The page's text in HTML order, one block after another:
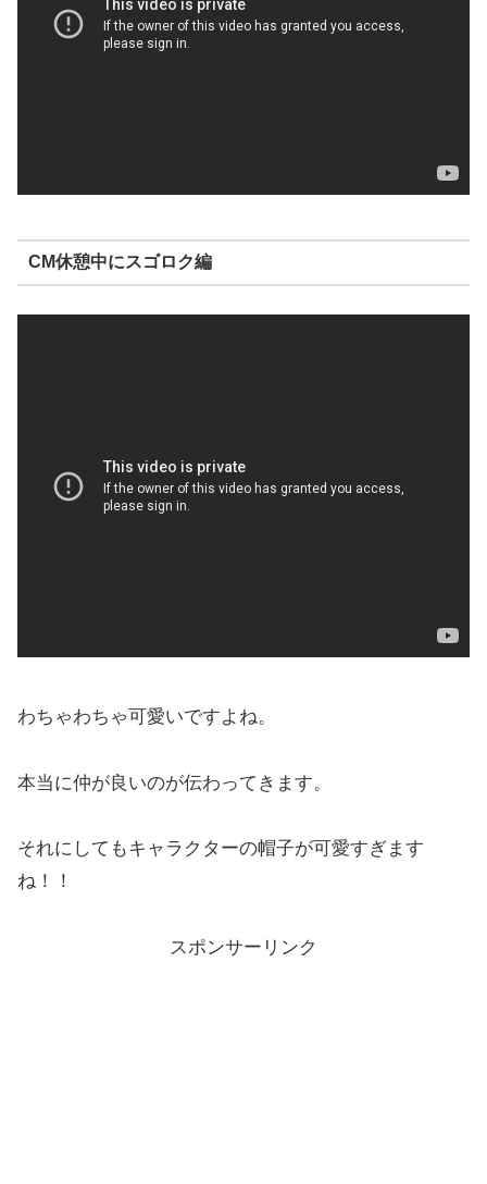
CM休憩中にスゴロク編
わちゃわちゃ可愛いですよね。
本当に仲が良いのが伝わってきます。
それにしてもキャラクターの帽子が可愛すぎます
ね！！
スポンサーリンク